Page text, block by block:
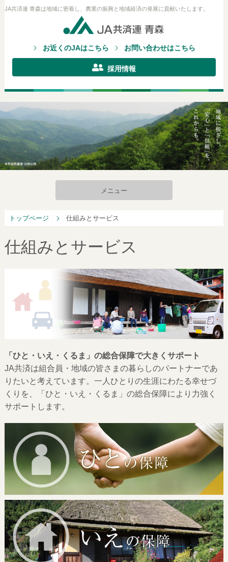
JA共済連 青森は地域に密着し、農業の振興と地域経済の発展に貢献いたします。
お近くのJAはこちら お問い合わせはこちら
採用情報
メニュー
トップページ 仕組みとサービス
仕組みとサービス
「ひと・いえ・くるま」の総合保障で大きくサポート
JA共済は組合員・地域の皆さまの暮らしのパートナーであ
りたいと考えています。一人ひとりの生涯にわたる幸せづ
くりを、「ひと・いえ・くるま」の総合保障により力強く
サポートします。